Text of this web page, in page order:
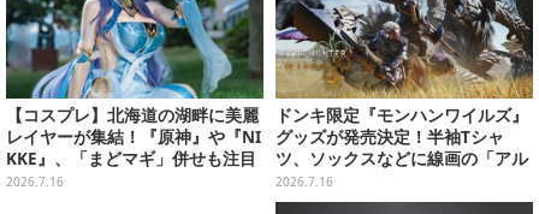
【コスプレ】北海道の湖畔に美麗
レイヤーが集結！『原神』や『NI
KKE』、「まどマギ」併せも注目
の美女たち11選【写真51枚】
2026.7.16
ドンキ限定『モンハンワイルズ』
グッズが発売決定！半袖Tシャ
ツ、ソックスなどに線画の「アル
シュベルド」「リオレウス」ら11
体をデザイン
2026.7.16